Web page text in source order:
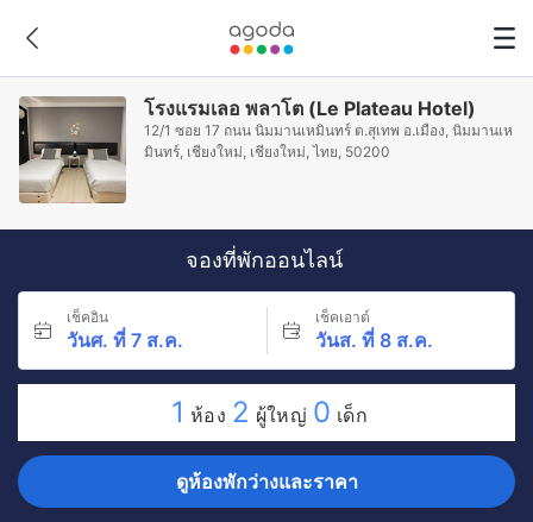
โรงแรมเลอ พลาโต (Le Plateau Hotel)
12/1 ซอย 17 ถนน นิมมานเหมินทร์ ต.สุเทพ อ.เมือง, นิมมานเห
มินทร์, เชียงใหม่, เชียงใหม่, ไทย, 50200
จองที่พักออนไลน์
เช็คอิน
วันศ. ที่ 7 ส.ค.
เช็คเอาต์
วันส. ที่ 8 ส.ค.
1 ห้อง 2 ผู้ใหญ่ 0 เด็ก
ดูห้องพักว่างและราคา